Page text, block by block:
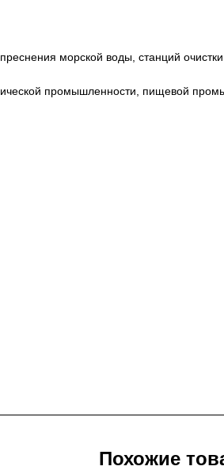
морской воды, станций
промышленности, пищевой
Похожие